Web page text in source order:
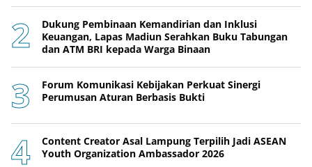
Dukung Pembinaan Kemandirian dan Inklusi
Keuangan, Lapas Madiun Serahkan Buku Tabungan
dan ATM BRI kepada Warga Binaan
Forum Komunikasi Kebijakan Perkuat Sinergi
Perumusan Aturan Berbasis Bukti
Content Creator Asal Lampung Terpilih Jadi ASEAN
Youth Organization Ambassador 2026